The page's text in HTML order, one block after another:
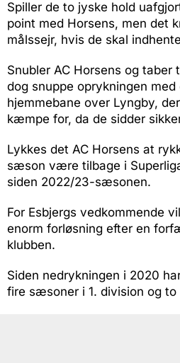
Spiller de to jyske hold
point med Horsens, men det
målssejr, hvis de skal
Snubler AC Horsens og taber
dog snuppe oprykningen med
hjemmebane over Lyngby,
kæmpe for, da de sidder
Lykkes det AC Horsens at
sæson være tilbage i
siden 2022/23-sæsonen.
For Esbjergs vedkommende
enorm forløsning efter en
klubben.
Siden nedrykningen i 2020
fire sæsoner i 1. division og to